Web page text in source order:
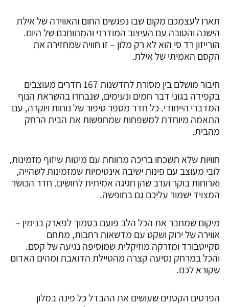
תארו לעצמכם מקום שבו נפגשים החום והאווירה של אילת
הישנה והטובה עם העיצוב המודרני והמתוחכם של היום.
הורייזון רד סי הוא לא רק מלון – זו חוויה שמחזירה את
הקסם האמיתי של אילת.
חיבור מושלם בין מסורת לחדשנות 167 חדרים מעוצבים
בקפידה בגוני דבר חמים ונעימים, שנבחרו בהשראת הנוף
המדברי הייחודי. כל חדר מספר סיפור של נוחות ויוקרה, עם
התאמה מיוחדת למשפחות שמחפשות את הבית הרחק
מהבית.
חוויות שלא תשכחו בריכה מרווחת עם מיטות שיזוף מזמינות,
לובי מעוצב עם פינות ישיבה אינטימיות שמזמינות לשהייה,
וארוחות בוקר וערב שהן חגיגה אמיתית לחושים. חדר הכושר
המצויד ישמור עליכם גם בחופשה.
מיקום שמחבר את הכל הלב פועם בסמוך לפארק בנימין –
אווירה של ירוק ושקט עם מדשאות רחבות, מתחם
סקייטבורד ומזרקה מוזיקלית שמוסיפה נגיעה של קסם.
והכל במרחק נסיעה קצרה מהטיילת הדואבת ומהים האדום
שקורא לכם.
הפרטים הקטנים שעושים את ההבדל כל פינה במלון